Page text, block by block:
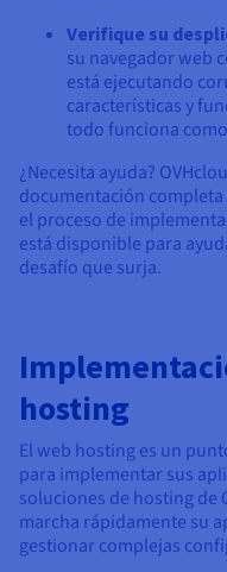
Verifique su
su navegador web
está ejecutando
características y
todo funciona
¿Necesita ayuda?
documentación
el proceso de
está disponible para
desafío que surja.
hosting
El web hosting es un
para implementar sus
soluciones de hosting de
marcha rápidamente su
gestionar complejas